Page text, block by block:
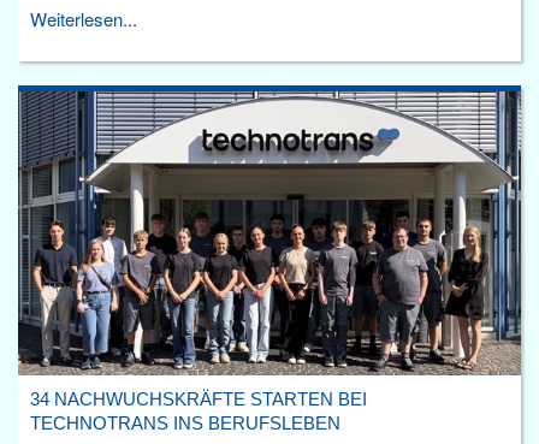
Weiterlesen...
34 NACHWUCHSKRÄFTE STARTEN BEI
TECHNOTRANS INS BERUFSLEBEN